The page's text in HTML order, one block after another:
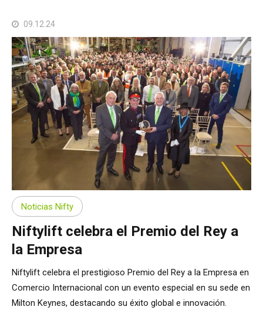
09.12.24
Noticias Nifty
Niftylift celebra el Premio del Rey a
la Empresa
Niftylift celebra el prestigioso Premio del Rey a la Empresa en
Comercio Internacional con un evento especial en su sede en
Milton Keynes, destacando su éxito global e innovación.